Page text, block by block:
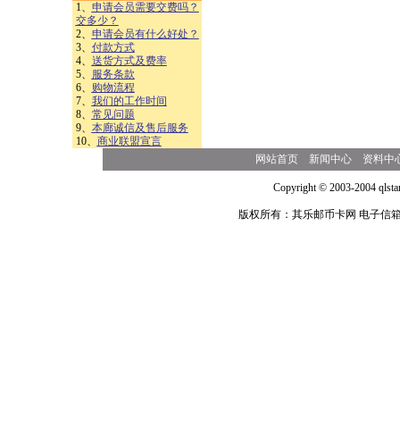
1、 申请会员需要交费吗？
交多少？
2、 申请会员有什么好处？
3、 付款方式
4、 送货方式及费率
5、
服务条款
6、
购物流程
7、 我们的工作时间
8、 常见问题
9、 本廊诚信及售后服务
10、 商业联盟宣言
网站首页 新闻中心 资料中
Copyright © 2003-2004
版权所有：其乐邮币卡网 电子信